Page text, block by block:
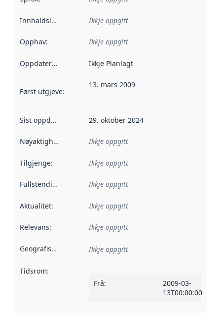
Innhaldsleverandørar :
Ikkje oppgitt
Opphav: Ikkje oppgitt
Oppdateringsfrekvens :
Ikkje Planlagt
Først utgjeve:
13. mars 2009
Sist oppdatert 29. oktober 2024
Nøyaktigheit Ikkje oppgitt
Tilgjenge: Ikkje oppgitt
Fullstendigheit Ikkje oppgitt
Aktualitet: Ikkje oppgitt
Relevans: Ikkje oppgitt
Geografisk område Ikkje oppgitt
Tidsrom:
Frå:
2009-03-
13T00:00:00Z